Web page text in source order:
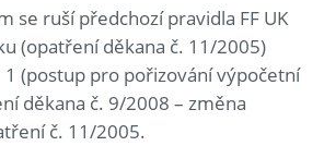
se ruší předchozí pravidla FF UK
(opatření děkana č. 11/2005)
(postup pro pořizování výpočetní
děkana č. 9/2008 – změna
č. 11/2005.